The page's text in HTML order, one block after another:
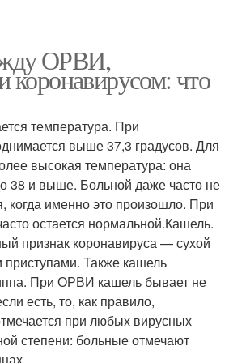
ОРВИ,
что
температура. При
выше 37,3 градусов. Для
высокая температура: она
38 и выше. Больной даже часто не
когда именно это произошло. При
остается нормальной.Кашель.
признак коронавируса — сухой
Также кашель
При ОРВИ кашель бывает не
есть, то, как правило,
при любых вирусных
степени: больные отмечают